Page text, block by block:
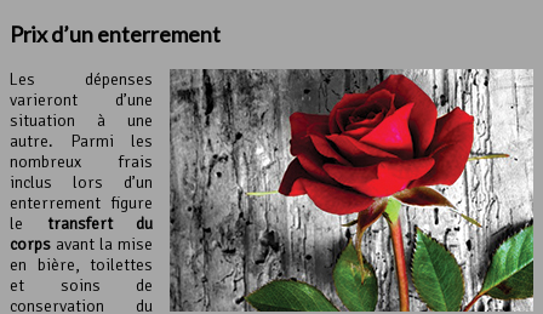
Prix d’un enterrement
Les dépenses
varieront d’une
situation à une
autre. Parmi les
nombreux frais
inclus lors d’un
enterrement figure
le transfert du
corps avant la mise
en bière, toilettes
et soins de
conservation du